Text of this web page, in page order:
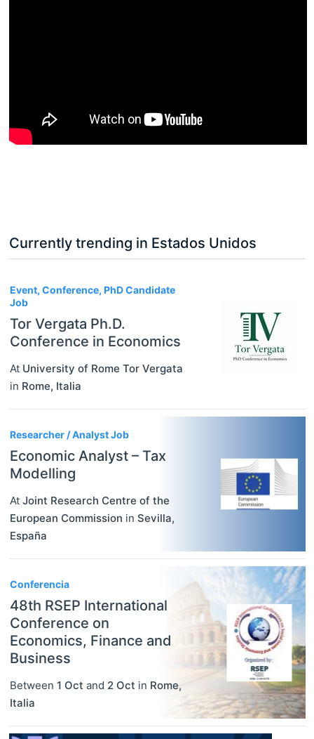
Currently trending in Estados Unidos
Event, Conference, PhD Candidate
Job
Tor Vergata Ph.D.
Conference in Economics
At University of Rome Tor Vergata
in Rome, Italia
Researcher / Analyst Job
Economic Analyst – Tax
Modelling
At Joint Research Centre of the
European Commission in Sevilla,
España
Conferencia
48th RSEP International
Conference on
Economics, Finance and
Business
Between 1 Oct and 2 Oct in Rome,
Italia